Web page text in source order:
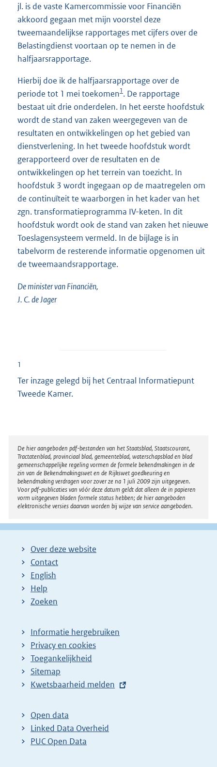
jl. is de vaste Kamercommissie voor Financiën
akkoord gegaan met mijn voorstel deze
tweemaandelijkse rapportages met cijfers over de
Belastingdienst voortaan op te nemen in de
halfjaarsrapportage.
Hierbij doe ik de halfjaarsrapportage over de
periode tot 1 mei toekomen1. De rapportage
bestaat uit drie onderdelen. In het eerste hoofdstuk
wordt de stand van zaken weergegeven van de
resultaten en ontwikkelingen op het gebied van
dienstverlening. In het tweede hoofdstuk wordt
gerapporteerd over de resultaten en de
ontwikkelingen op het terrein van toezicht. In
hoofdstuk 3 wordt ingegaan op de maatregelen om
de continuïteit te waarborgen in het kader van het
zgn. transformatieprogramma IV-keten. In dit
hoofdstuk wordt ook de stand van zaken het nieuwe
Toeslagensysteem vermeld. In de bijlage is in
tabelvorm de resterende informatie opgenomen uit
de tweemaandsrapportage.
De minister van Financiën,
J. C. de Jager
1
Ter inzage gelegd bij het Centraal Informatiepunt
Tweede Kamer.
Disclaimer
De hier aangeboden pdf-bestanden van het Staatsblad, Staatscourant,
Tractatenblad, provinciaal blad, gemeenteblad, waterschapsblad en blad
gemeenschappelijke regeling vormen de formele bekendmakingen in de
zin van de Bekendmakingswet en de Rijkswet goedkeuring en
bekendmaking verdragen voor zover ze na 1 juli 2009 zijn uitgegeven.
Voor pdf-publicaties van vóór deze datum geldt dat alleen de in papieren
vorm uitgegeven bladen formele status hebben; de hier aangeboden
elektronische versies daarvan worden bij wijze van service aangeboden.
Over deze website
Contact
English
Help
Zoeken
Informatie hergebruiken
Privacy en cookies
Toegankelijkheid
Sitemap
E
t
e
r
Kwetsbaarheid melden
Open data
Linked Data Overheid
PUC Open Data